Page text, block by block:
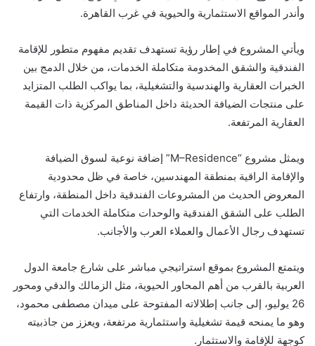
وأندر المواقع الاستثمارية والحيوية في غرب القاهرة.
ويأتي المشروع في إطار رؤية تستهدف تقديم مفهوم متطور للإقامة
الفندقية والشقق المخدومة متكاملة الخدمات، من خلال الدمج بين
الخبرات العقارية والهندسية والتشغيلية، بما يواكب الطلب المتزايد
على منتجات الضيافة الحديثة داخل المناطق المركزية ذات القيمة
العقارية المرتفعة.
ويمثل مشروع “M–Residence” إضافة نوعية لسوق الضيافة
والإقامة الراقية بمنطقة المهندسين، خاصة في ظل محدودية
المعروض الحديث من المشروعات الفندقية داخل المنطقة، وارتفاع
الطلب على الشقق الفندقية والوحدات متكاملة الخدمات التي
تستهدف رجال الأعمال والعملاء العرب والأجانب.
ويتمتع المشروع بموقع استراتيجي مباشر على شارع جامعة الدول
العربية بالقرب من أهم المحاور الحيوية، مثل الزمالك والدقي ومحور
26 يوليو، إلى جانب إطلالاته المفتوحة على ميدان مصطفى محمود،
وهو ما يمنحه قيمة تشغيلية واستثمارية مرتفعة، ويعزز من جاذبيته
كوجهة للإقامة والاستثمار.